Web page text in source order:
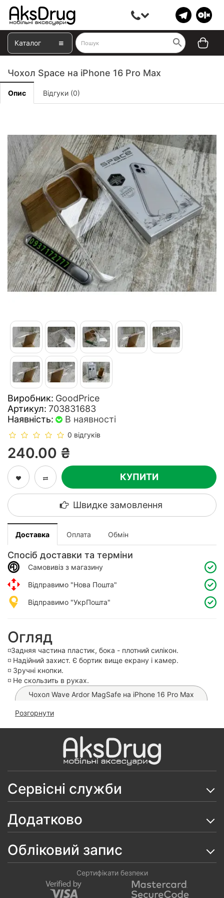
Каталог
Чохол Space на iPhone 16 Pro Max
Опис Відгуки (0)
Виробник: GoodPrice
Артикул: 703831683
Наявність:
В наявності
0 відгуків
240.00 ₴
КУПИТИ
Швидке замовлення
Доставка Оплата Обмін
Спосіб доставки та терміни
Самовивіз з магазину
Відправимо "Нова Пошта"
Відправимо "УкрПошта"
Огляд
◽️Задняя частина пластик, бока - плотний силікон.
◽️ Надійний захист. Є бортик вище екрану і камер.
◽️ Зручні кнопки.
◽️ Не скользить в руках.
Чохол Wave Ardor MagSafe на iPhone 16 Pro Max
Чохол WAVE Gleam MagSafe на iPhone 16 Pro Max
(Blue Stripes)
Чохол FIBRA Silicone OmniMag на iPhone 16 Pro
Max (Milk White)
Чохол Carbon Style MagSafe PC на iPhone 16 Pro
Чохол Fibra Veil MagSafe на iPhone 16 Pro Max
Max
Розгорнути
Сервісні служби
Додатково
Обліковий запис
Сертифікати безпеки